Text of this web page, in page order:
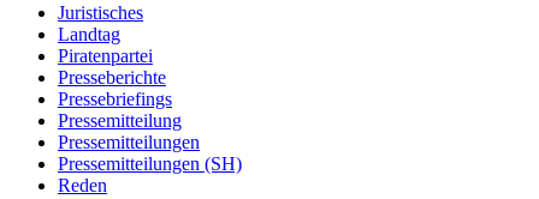
Juristisches
Landtag
Piratenpartei
Presseberichte
Pressebriefings
Pressemitteilung
Pressemitteilungen
Pressemitteilungen (SH)
Reden